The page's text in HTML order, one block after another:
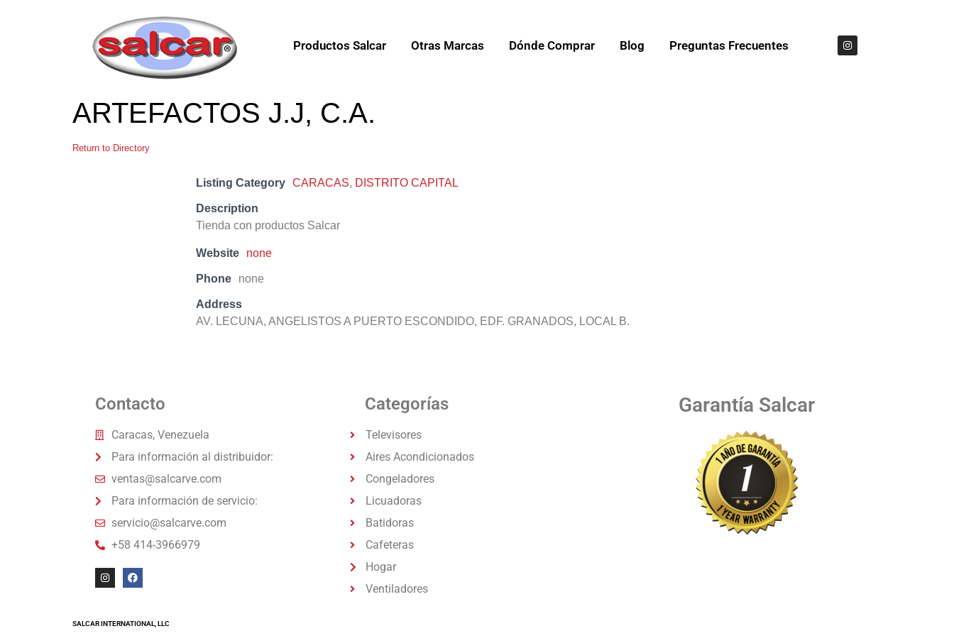
Productos Salcar Otras Marcas Dónde Comprar Blog Preguntas Frecuentes
ARTEFACTOS J.J, C.A.
Return to Directory
Listing Category CARACAS, DISTRITO CAPITAL
Description
Tienda con productos Salcar
Website none
Phone none
Address
AV. LECUNA, ANGELISTOS A PUERTO ESCONDIDO, EDF. GRANADOS, LOCAL B.
Contacto
Caracas, Venezuela
Para información al distribuidor:
ventas@salcarve.com
Para información de servicio:
servicio@salcarve.com
+58 414-3966979
Categorías
Televisores
Aires Acondicionados
Congeladores
Licuadoras
Batidoras
Cafeteras
Hogar
Ventiladores
Garantía Salcar
SALCAR INTERNATIONAL, LLC